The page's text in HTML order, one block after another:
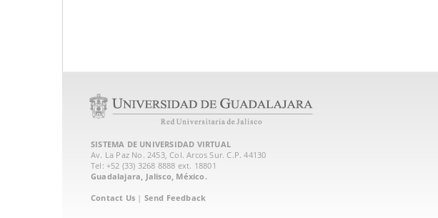
SISTEMA DE UNIVERSIDAD VIRTUAL
Av. La Paz No. 2453, Col. Arcos Sur. C.P. 44130
Tel: +52 (33) 3268 8888‏ ext. 18801
Guadalajara, Jalisco, México.
Contact Us | Send Feedback